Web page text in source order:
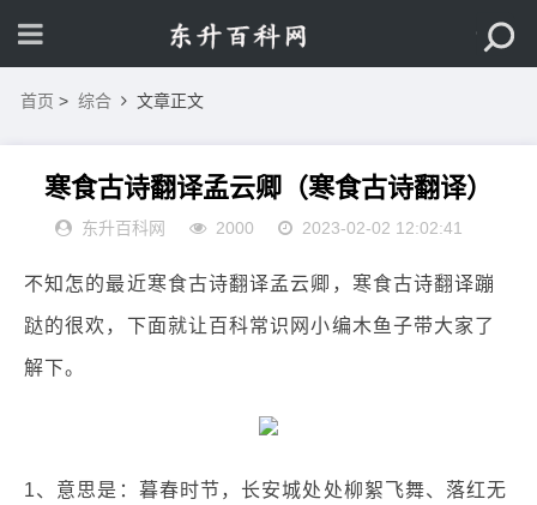
首页 > 综合 文章正文
寒食古诗翻译孟云卿（寒食古诗翻译）
东升百科网 2000 2023-02-02 12:02:41
不知怎的最近寒食古诗翻译孟云卿，寒食古诗翻译蹦
跶的很欢，下面就让百科常识网小编木鱼子带大家了
解下。
1、意思是：暮春时节，长安城处处柳絮飞舞、落红无